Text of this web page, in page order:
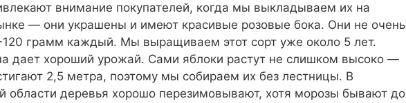
внимание покупателей, когда мы выкладываем их на
— они украшены и имеют красивые розовые бока. Они не очень
грамм каждый. Мы выращиваем этот сорт уже около 5 лет.
дает хороший урожай. Сами яблоки растут не слишком высоко —
2,5 метра, поэтому мы собираем их без лестницы. В
области деревья хорошо перезимовывают, хотя морозы бывают до